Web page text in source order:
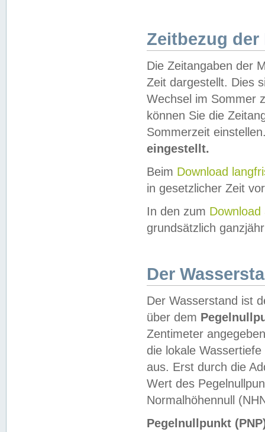
Zeitbezug der
Die Zeitangaben der
Zeit dargestellt. Dies
Wechsel im Sommer
können Sie die
Sommerzeit
eingestellt.
Beim Download
in gesetzlicher Zeit
In den zum Download
grundsätzlich
Der
Der Wasserstand ist
über dem
Zentimeter
die lokale
aus. Erst durch die
Wert des
Normalhöhennull
Pegelnullpunkt